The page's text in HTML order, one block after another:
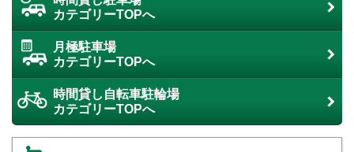
カテゴリーTOPへ
月極駐車場
カテゴリーTOPへ
時間貸し自転車駐輪場
カテゴリーTOPへ